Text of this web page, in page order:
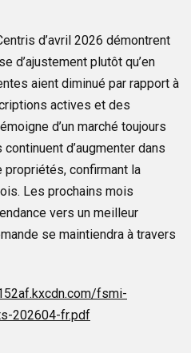
d’avril 2026 démontrent
d’ajustement plutôt qu’en
aient diminué par rapport à
actives et des
d’un marché toujours
d’augmenter dans
confirmant la
Les prochains mois
vers un meilleur
se maintiendra à travers
fsmi-
202604-fr.pdf